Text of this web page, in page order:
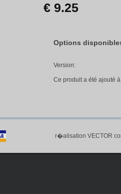
€ 9.25
Options
Version:
Ce produit a été ajouté
r�alisation VECTOR